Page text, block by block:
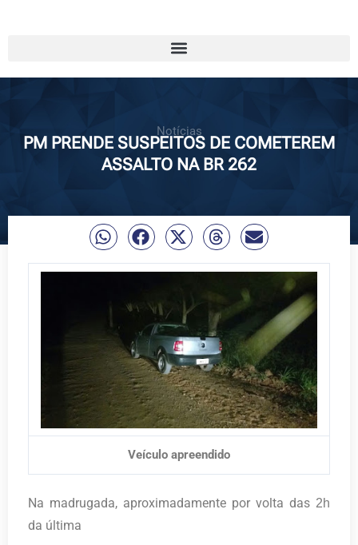
Notícias
PM PRENDE SUSPEITOS DE COMETEREM
ASSALTO NA BR 262
Veículo apreendido
Na madrugada, aproximadamente por volta das 2h
da última